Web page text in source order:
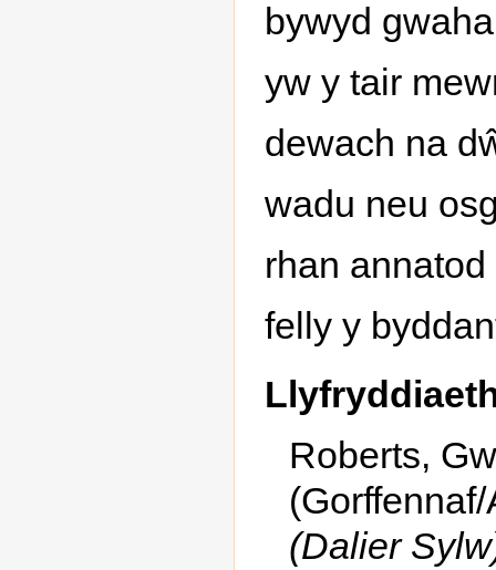
bywyd
yw y tair
dewach na
wadu neu
rhan
felly y
Roberts,
(Dalier